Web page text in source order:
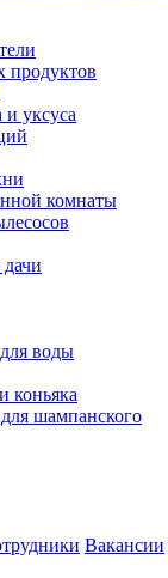
продуктов
уксуса
комнаты
воды
коньяка
шампанского
Вакансии